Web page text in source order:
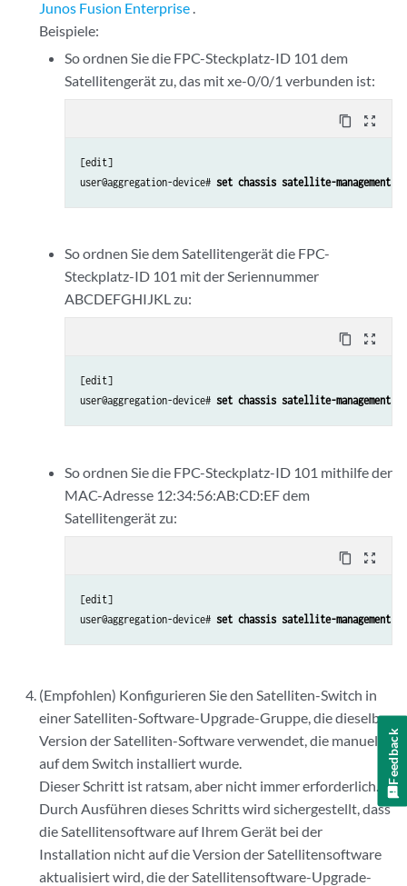
Junos Fusion Enterprise .
Beispiele:
So ordnen Sie die FPC-Steckplatz-ID 101 dem
Satellitengerät zu, das mit xe-0/0/1 verbunden ist:
content_copy zoom_out_map
[edit]
user@aggregation-device# set chassis satellite-management
So ordnen Sie dem Satellitengerät die FPC-
Steckplatz-ID 101 mit der Seriennummer
ABCDEFGHIJKL zu:
content_copy zoom_out_map
[edit]
user@aggregation-device# set chassis satellite-management fpc
So ordnen Sie die FPC-Steckplatz-ID 101 mithilfe der
MAC-Adresse 12:34:56:AB:CD:EF dem
Satellitengerät zu:
content_copy zoom_out_map
[edit]
user@aggregation-device# set chassis satellite-management
(Empfohlen) Konfigurieren Sie den Satelliten-Switch in
einer Satelliten-Software-Upgrade-Gruppe, die dieselbe
Version der Satelliten-Software verwendet, die manuell
auf dem Switch installiert wurde.
Dieser Schritt ist ratsam, aber nicht immer erforderlich.
Durch Ausführen dieses Schritts wird sichergestellt, dass
die Satellitensoftware auf Ihrem Gerät bei der
Installation nicht auf die Version der Satellitensoftware
aktualisiert wird, die der Satellitensoftware-Upgrade-
Feedback